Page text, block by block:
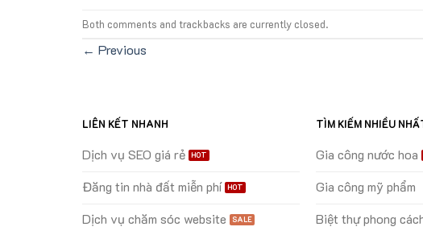
Both comments and trackbacks are currently closed.
← Previous
LIÊN KẾT NHANH
Dịch vụ SEO giá rẻ
Đăng tin nhà đất miễn phí
Dịch vụ chăm sóc website
TÌM KIẾM NHIỀU
Gia công nước hoa
Gia công mỹ phẩm
Biệt thự phong